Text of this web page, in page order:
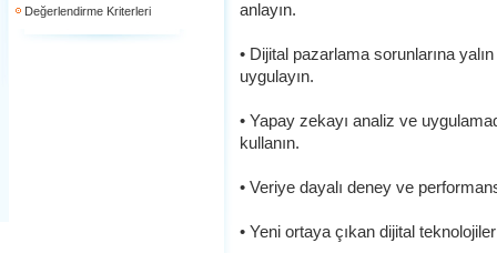
Değerlendirme Kriterleri
anlayın.
• Dijital pazarlama sorunlarına
uygulayın.
• Yapay zekayı analiz ve
kullanın.
• Veriye dayalı deney ve
• Yeni ortaya çıkan dijital